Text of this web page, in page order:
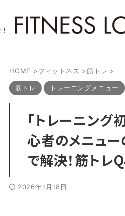
HOME >フィットネス >筋トレ >
筋トレ トレーニングメニュー
「トレーニング
心者のメニュー
で解決！筋トレ
2026年1月18日